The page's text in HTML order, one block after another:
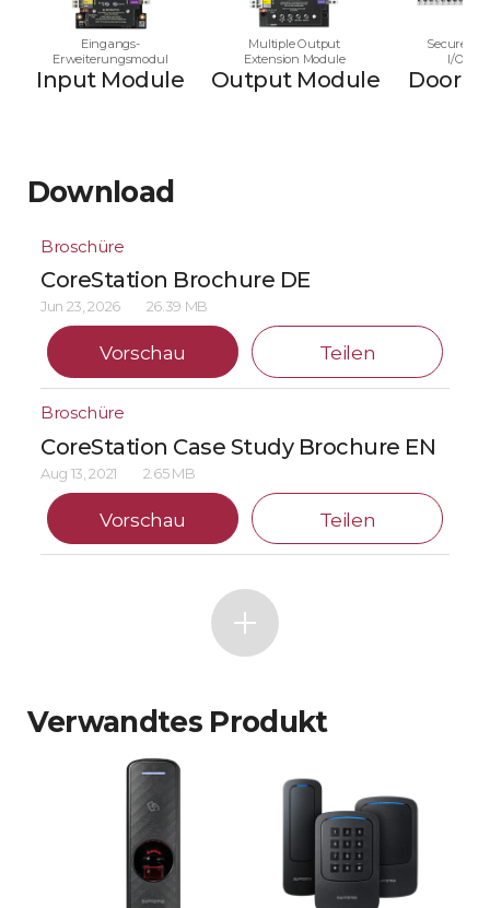
Eingangs-
Erweiterungsmodul
Input Module
Multiple Output
Extension Module
Output Module
Secure
I/O
Door
Download
Broschüre
CoreStation Brochure DE
Jun 23, 2026 26.39 MB
Vorschau Teilen
Broschüre
CoreStation Case Study Brochure EN
Aug 13, 2021 2.65 MB
Vorschau Teilen
Verwandtes Produkt